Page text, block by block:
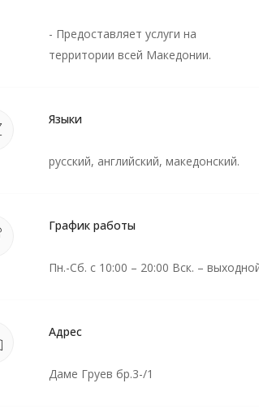
- Предоставляет услуги на
территории всей Македонии.
Языки
русский, английский, македонский.
График работы
Пн.-Сб. с 10:00 – 20:00 Вск. –
Адрес
Даме Груев бр.3-/1